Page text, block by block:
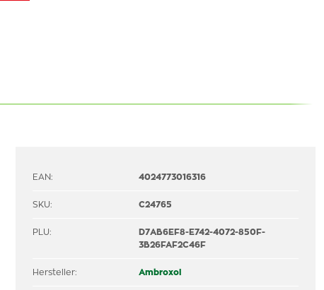
EAN: 4024773016316
SKU: C24765
PLU:
D7AB6EF8-E742-4072-850F-
3B26FAF2C46F
Hersteller: Ambroxol